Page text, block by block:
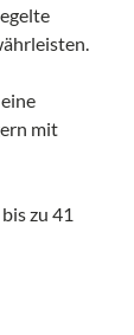
mit
zu 41